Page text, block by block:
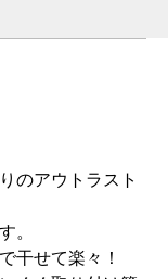
のアウトラスト
。
干せて楽々！